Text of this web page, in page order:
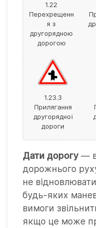
1.22
Перехрещенн
я з
другорядною
дорогою
1.23.3
Прилягання
другорядної
дороги
Дати дорогу—
дорожнього
не
будь-яких
вимоги
якщо це може